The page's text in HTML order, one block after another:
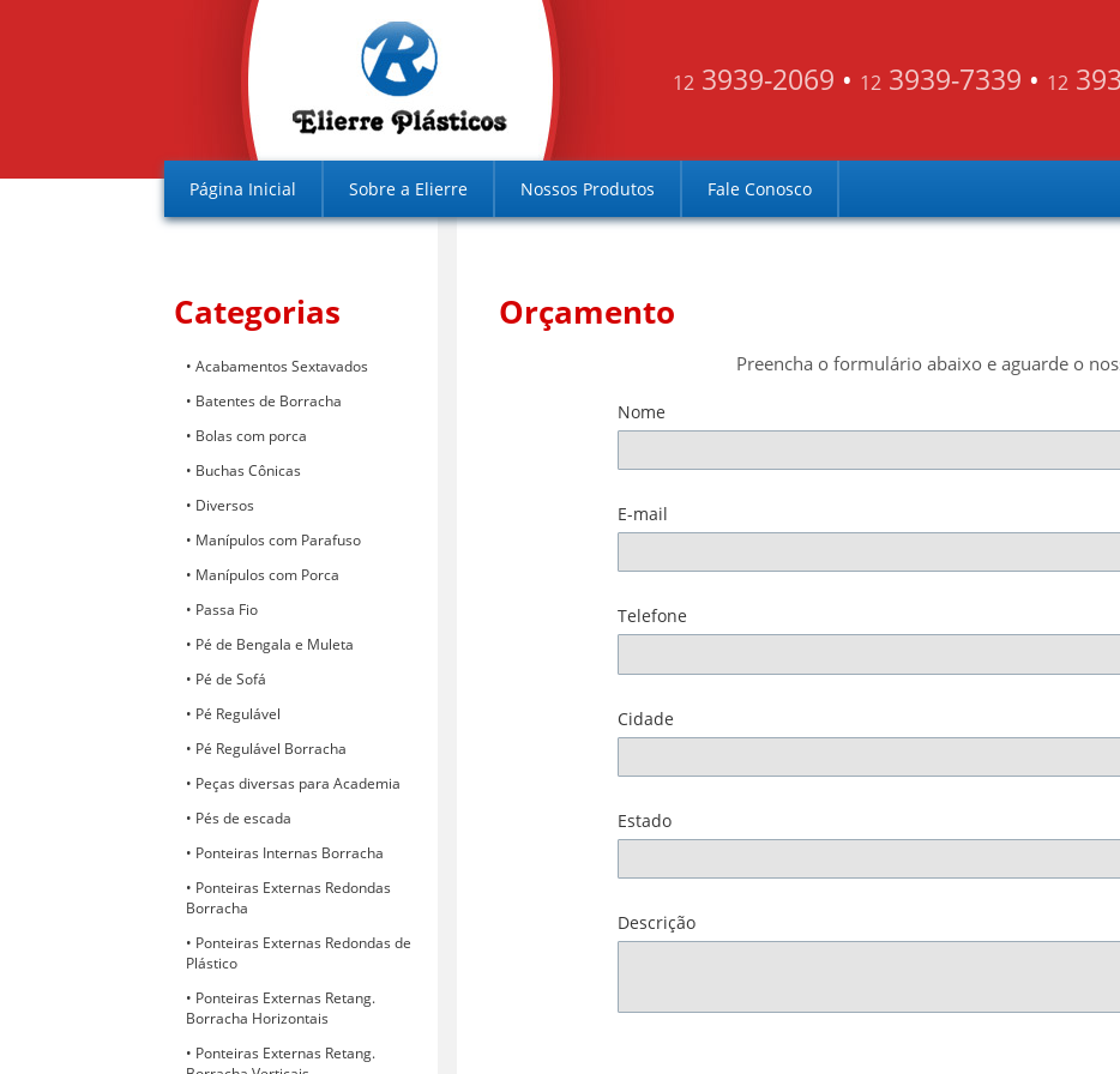
12 3939-2069 • 12 3939-7339 • 12
Página Inicial Sobre a Elierre Nossos Produtos Fale Conosco
Categorias
Acabamentos Sextavados
Batentes de Borracha
Bolas com porca
Buchas Cônicas
Diversos
Manípulos com Parafuso
Manípulos com Porca
Passa Fio
Pé de Bengala e Muleta
Pé de Sofá
Pé Regulável
Pé Regulável Borracha
Peças diversas para Academia
Pés de escada
Ponteiras Internas Borracha
Ponteiras Externas Redondas
Borracha
Ponteiras Externas Redondas de
Plástico
Ponteiras Externas Retang.
Borracha Horizontais
Ponteiras Externas Retang.
Orçamento
Preencha o formulário abaixo e aguarde o
Nome
E-mail
Telefone
Cidade
Estado
Descrição